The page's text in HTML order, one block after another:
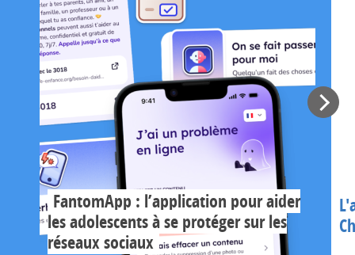
FantomApp : l’application pour aider
les adolescents à se protéger sur les
réseaux sociaux